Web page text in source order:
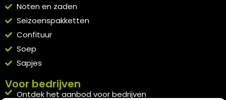
Noten en zaden
Seizoenspakketten
Confituur
Soep
Sapjes
Voor bedrijven
Ontdek het aanbod voor bedrijven